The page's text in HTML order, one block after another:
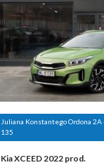
Juliana Konstantego Ordona 2A
135
Kia XCEED 2022 prod.